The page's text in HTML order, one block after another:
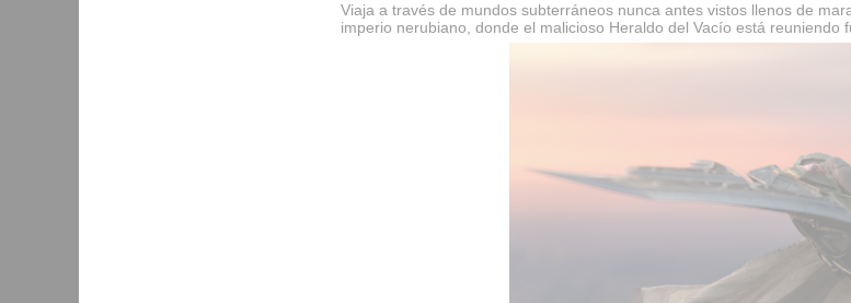
Viaja a través de mundos subterráneos nunca antes vistos llenos de
imperio nerubiano, donde el malicioso Heraldo del Vacío está reuniendo